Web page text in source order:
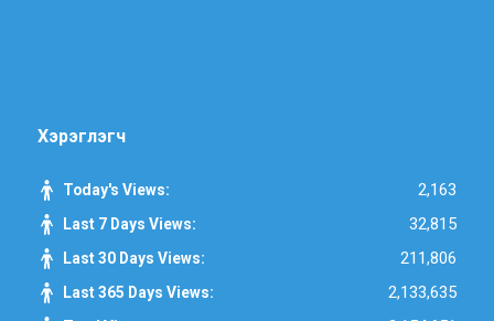
Хэрэглэгч
Today's Views: 2,163
Last 7 Days Views: 32,815
Last 30 Days Views: 211,806
Last 365 Days Views: 2,133,635